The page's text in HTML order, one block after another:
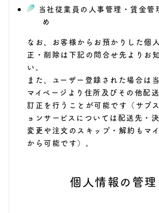
当社従業員の人事管理・賃金管
め
なお、お客様からお預かりした個
正・削除は下記の問合せ先よりお
い。
また、ユーザー登録された場合は
マイページより住所及びその他配
訂正を行うことが可能です（サブ
ョンサービスについては配送先・
変更や注文のスキップ・解約もマ
から可能です）。
個人情報の管理